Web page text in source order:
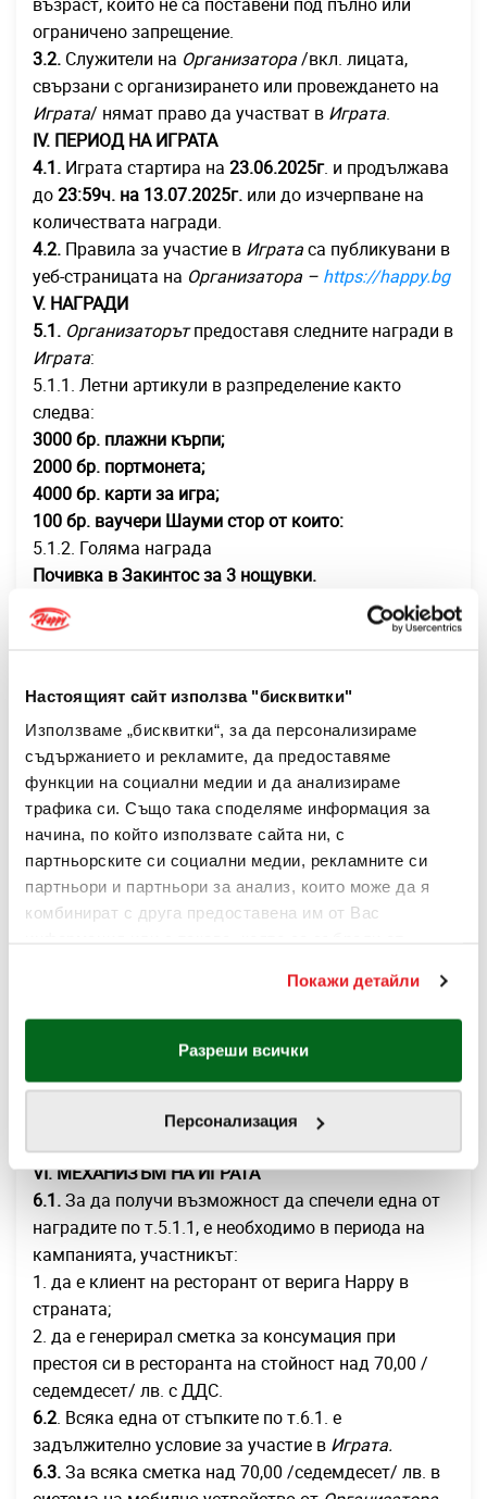
Настоящият сайт използва "бисквитки"
Използваме „бисквитки“, за да персонализираме
съдържанието и рекламите, да предоставяме
функции на социални медии и да анализираме
трафика си. Също така споделяме информация за
начина, по който използвате сайта ни, с
партньорските си социални медии, рекламните си
партньори и партньори за анализ, които може да я
комбинират с друга предоставена им от Вас
За информация отностно Вашите права и за това как
обработваме Вашите данни, моля посетете
Политика за бисквитки.
Покажи детайли
Разреши всички
Персонализация
ограничено запрещение.
3.2. Служители на Организатора/вкл. лицата,
свързани с организирането или провеждането на
Играта/ нямат право да участват в Играта.
ІV. ПЕРИОД НА ИГРАТА
4.1. Играта стартира на 23.06.2025г. и продължава
до23:59ч. на 13.07.2025г. или до изчерпване на
количествата награди.
4.2. Правила за участие в Игратаса публикувани в
уеб-страницата на Организатора – https://happy.bg
V. НАГРАДИ
5.1. Организаторътпредоставя следните награди в
Играта:
5.1.1. Летни артикули в разпределение както
следва:
3000 бр. плажни кърпи;
2000 бр. портмонета;
4000 бр. карти за игра;
100 бр. ваучери Шауми стор от които:
5.1.2. Голяма награда
Почивка в Закинтос за 3 нощувки.
Наградата е за двама, настанени в „Superior“ стая,
на обща стойност 3500лв. Цената включва:
застраховка; представител на Туроператора и
обзорна екскурзия на о. Закинтос. След изтегляне
на наградата, организатора се свързва с
печелившия клиент в рамките на три работни дни,
който след това трябва да се свърже с
туроператора в рамките на една седмица от
уведомяваненето на наградата. При не свързване
с печеливш, клиента губи това право и се предоавя
на резервен изтеглен.
Организатора “МИСТРАЛ ТРАВЕЛ” ООД, ЕИК:
раздел VI „Механизъм на играта“,
само една награда.
НЕ се допуска размяна на награда срещу
VІ. МЕХАНИЗЪМ НА ИГРАТА
6.1.За да получи възможност да спечели една от
наградите по т.5.1.1, е необходимо в периода на
кампанията, участникът:
1. да е клиент на ресторант от верига Happy в
страната;
2. да е генерирал сметка за консумация при
престоя си в ресторанта на стойност над 70,00 /
седемдесет/ лв. с ДДС.
6.2. Всяка една от стъпките по т.6.1. е
задължително условие за участие в Играта.
6.3.За всяка сметка над 70,00 /седемдесет/ лв. в